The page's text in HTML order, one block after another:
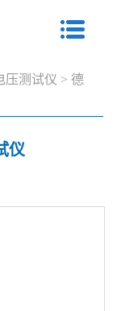
压测试仪 > 德
仪